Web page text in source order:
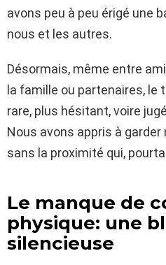
avons peu à peu érigé une
nous et les autres.
Désormais, même entre
la famille ou partenaires, le
rare, plus hésitant, voire
Nous avons appris à
sans la proximité qui,
Le manque de
physique: une
silencieuse